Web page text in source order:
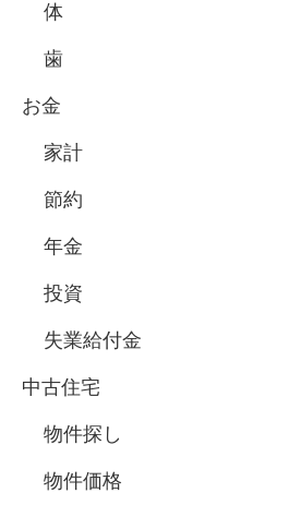
体
歯
お金
家計
節約
年金
投資
失業給付金
中古住宅
物件探し
物件価格